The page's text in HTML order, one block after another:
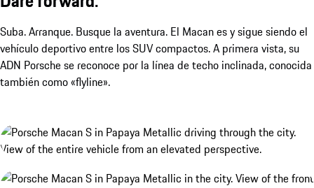
Suba. Arranque. Busque la aventura. El Macan es y sigue siendo el
vehículo deportivo entre los SUV compactos. A primera vista, su
ADN Porsche se reconoce por la línea de techo inclinada, conocida
también como «flyline».